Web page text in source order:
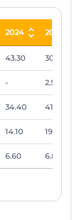
2024 2025
2024 2025
43.30 30.20
- 2.50
34.40 41.30
14.10 19.20
6.60 6.80